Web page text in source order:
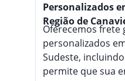
Personalizados
Região de
Oferecemos frete
personalizados
Sudeste,
permite que sua